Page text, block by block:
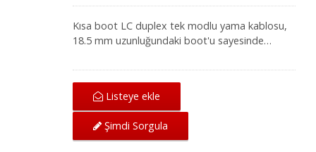
Kısa boot LC duplex tek modlu yama kablosu,
18.5 mm uzunluğundaki boot'u sayesinde
Mükemmel mekanik koruma sunan LC-LC tek
modlu yama kablosu, IEC ve ANSI/TIA
standartları altında ağ için mükemmel iletim
kalitesi sağlar. Fiber optik yama kablosu, yerel
alan ağı, fiber optik iletişim sistemi ve CATV
uygulamaları için fiber optik ekipmanlarla
Listeye ekle
Şimdi Sorgula